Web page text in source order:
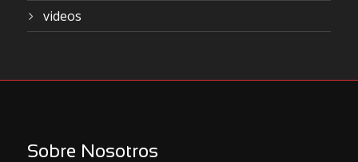
videos
Sobre Nosotros